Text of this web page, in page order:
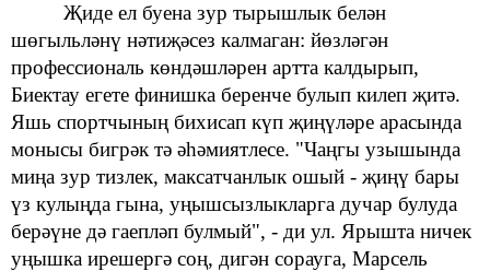
Җиде ел буена зур тырышлык белән
шөгыльләнү нәтиҗәсез калмаган: йөзләгән
профессиональ көндәшләрен артта калдырып,
Биектау егете финишка беренче булып килеп җитә.
Яшь спортчының бихисап күп җиңүләре арасында
монысы бигрәк тә әһәмиятлесе. "Чаңгы узышында
миңа зур тизлек, максатчанлык ошый - җиңү бары
үз кулыңда гына, уңышсызлыкларга дучар булуда
берәүне дә гаепләп булмый", - ди ул. Ярышта ничек
уңышка ирешергә соң, дигән сорауга, Марсель